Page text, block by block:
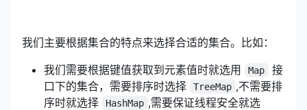
我们主要根据集合的特点来选择合适的集合。比如：
我们需要根据键值获取到元素值时就选用
Map
接
口下的集合，需要排序时选择
TreeMap ,不需要排
序时就选择
HashMap ,需要保证线程安全就选